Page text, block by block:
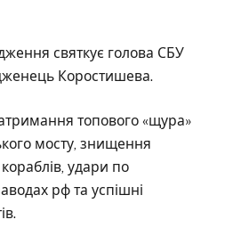
святкує голова СБУ
Коростишева.
топового «щура»
мосту, знищення
кораблів, удари по
рф та успішні